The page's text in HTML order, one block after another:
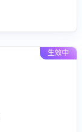
生效中